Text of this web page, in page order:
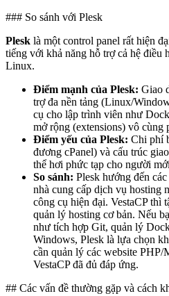
### So sánh với Plesk
Plesk là một control panel rất hiện
tiếng với khả năng hỗ trợ cả hệ điều
Linux.
Điểm mạnh của Plesk: Giao
trợ đa nền tảng (Linux/
cụ cho lập trình viên như
mở rộng (extensions) vô cùng
Điểm yếu của Plesk: Chi phí
đương cPanel) và cấu trúc
thể hơi phức tạp cho người
So sánh: Plesk hướng đến
nhà cung cấp dịch vụ hosting
công cụ hiện đại. VestaCP thì
quản lý hosting cơ bản. Nếu
như tích hợp Git, quản lý
Windows, Plesk là lựa chọn
cần quản lý các website
VestaCP đã đủ đáp ứng.
## Các vấn đề thường gặp và cách